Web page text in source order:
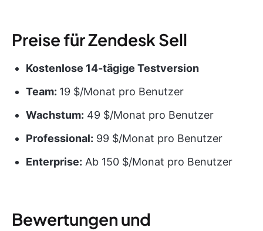
Preise für Zendesk Sell
Kostenlose 14-tägige Testversion
Team: 19 $/Monat pro Benutzer
Wachstum: 49 $/Monat pro Benutzer
Professional: 99 $/Monat pro Benutzer
Enterprise: Ab 150 $/Monat pro Benutzer
Bewertungen und